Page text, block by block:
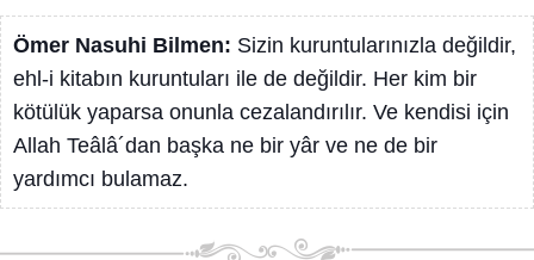
Ömer Nasuhi Bilmen: Sizin kuruntularınızla değildir,
ehl-i kitabın kuruntuları ile de değildir. Her kim bir
kötülük yaparsa onunla cezalandırılır. Ve kendisi için
Allah Teâlâ´dan başka ne bir yâr ve ne de bir
yardımcı bulamaz.